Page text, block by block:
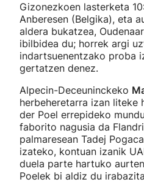
Gizonezkoen lasterketa
Anberesen (Belgika), eta
aldera bukatzea,
ibilbidea du; horrek argi
indartsuenentzako proba
gertatzen denez.
Alpecin-Deceuninckeko
herbeheretarra izan liteke
der Poel errepideko
faborito nagusia da
palmaresean Tadej
izateko, kontuan izanik
duela parte hartuko
Poelek bi aldiz du